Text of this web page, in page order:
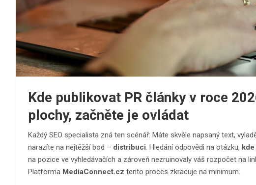
Kde publikovat PR články v roce
plochy, začněte je ovládat
Každý SEO specialista zná ten scénář: Máte skvěle napsaný text,
narazíte na nejtěžší bod – distribuci. Hledání odpovědi na otázku,
na pozice ve vyhledávačích a zároveň nezruinovaly váš rozpočet na
Platforma MediaConnect.cz tento proces zkracuje na minimum.